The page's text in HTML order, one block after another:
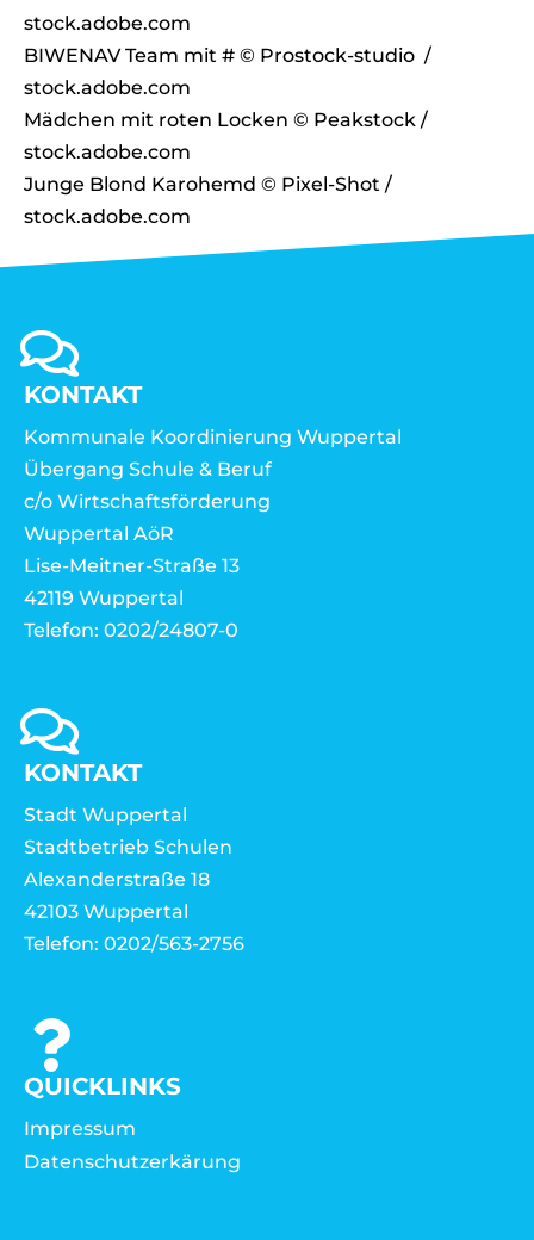
KONTAKT
Kommunale Koordinierung Wuppertal
Übergang Schule & Beruf
c/o Wirtschaftsförderung
Wuppertal AöR
Lise-Meitner-Straße 13
42119 Wuppertal
Telefon: 0202/24807-0
KONTAKT
Stadt Wuppertal
Stadtbetrieb Schulen
Alexanderstraße 18
42103 Wuppertal
Telefon: 0202/563-2756
QUICKLINKS
Impressum
Datenschutzerkärung